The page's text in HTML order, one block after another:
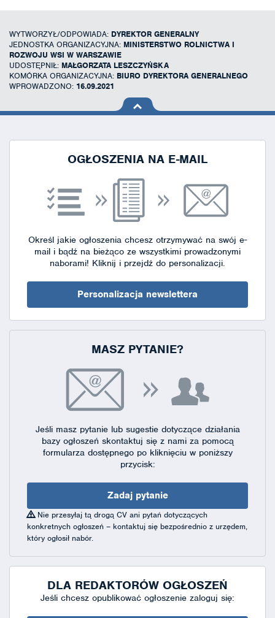
WYTWORZYŁ/ODPOWIADA: DYREKTOR GENERALNY
JEDNOSTKA ORGANIZACYJNA: MINISTERSTWO ROLNICTWA I
ROZWOJU WSI W WARSZAWIE
UDOSTĘPNIŁ: MAŁGORZATA LESZCZYŃSKA
KOMÓRKA ORGANIZACYJNA: BIURO DYREKTORA GENERALNEGO
WPROWADZONO: 16.09.2021
na górę
OGŁOSZENIA NA E-MAIL
Określ jakie ogłoszenia chcesz otrzymywać na swój e-
mail i bądź na bieżąco ze wszystkimi prowadzonymi
naborami! Kliknij i przejdź do personalizacji.
Personalizacja newslettera
MASZ PYTANIE?
Jeśli masz pytanie lub sugestie dotyczące działania
bazy ogłoszeń skontaktuj się z nami za pomocą
formularza dostępnegopo kliknięciu w poniższy
przycisk:
Zadaj pytanie
Nie przesyłaj tą drogą CV ani pytań dotyczących
konkretnych ogłoszeń – kontaktuj się bezpośrednio z urzędem,
który ogłosił nabór.
DLA REDAKTORÓW OGŁOSZEŃ
Jeśli chcesz opublikować ogłoszenie zaloguj się: